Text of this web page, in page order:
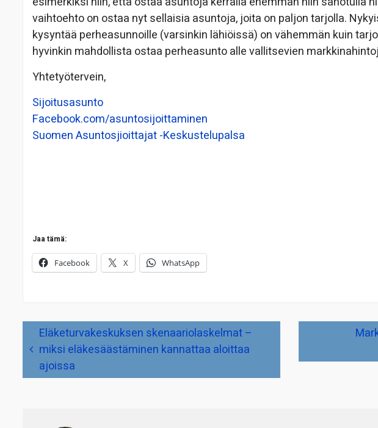
vaihtoehto on ostaa nyt sellaisia asuntoja, joita on paljon tarjolla.
kysyntää perheasunnoille (varsinkin lähiöissä) on vähemmän kuin
hyvinkin mahdollista ostaa perheasunto alle vallitsevien
Yhtetyötervein,
Sijoitusasunto
Facebook.com/asuntosijoittaminen
Suomen Asuntosjioittajat -Keskustelupalsa
Jaa tämä:
Facebook X WhatsApp
Artikkelien
selausEläketurvakeskuksen skenaariolaskelmat –
miksi eläkesäästäminen kannattaa aloittaa
ajoissa